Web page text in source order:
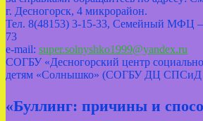
г. Десногорск, 4 микрорайон.
Тел. 8(48153) 3-15-33, Семейный МФЦ
73
e-mail: super.solnyshko1999@yandex.ru
СОГБУ «Десногорский центр
детям «Солнышко» (СОГБУ ДЦ СПСиД
«Буллинг: причины и